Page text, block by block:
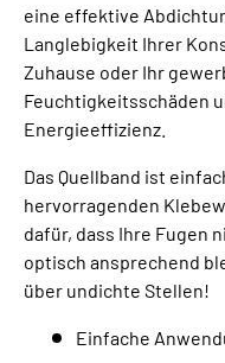
eine effektive
Langlebigkeit Ihrer
Zuhause oder Ihr
Feuchtigkeitsschäden
Energieeffizienz.
Das Quellband ist
hervorragenden
dafür, dass Ihre Fugen
optisch ansprechend
über undichte Stellen!
Einfache